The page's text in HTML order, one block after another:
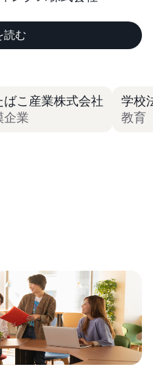
読む
ばこ産業株式会社
企業
学校
教育